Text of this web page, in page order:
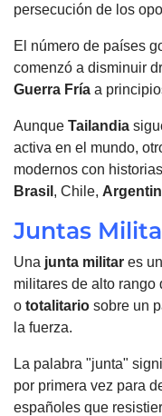
persecución de los
El número de países
comenzó a disminuir
Guerra Fría a
Aunque Tailandia
activa en el mundo,
modernos con
Brasil , Chile,
Juntas
Una junta militar es
militares de alto rango
o totalitario sobre un
la fuerza.
La palabra "junta"
por primera vez para
españoles que